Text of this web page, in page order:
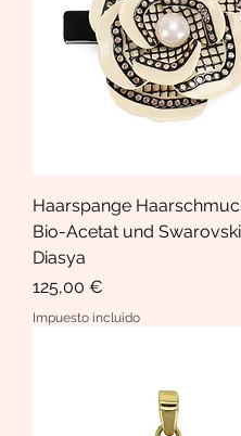
Haarspange
Bio-Acetat und
Diasya
Precio
125,00 €
Impuesto incluido